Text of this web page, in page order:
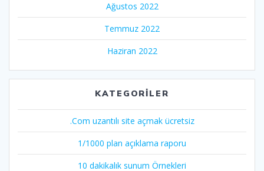
Ağustos 2022
Temmuz 2022
Haziran 2022
KATEGORILER
.Com uzantılı site açmak ücretsiz
1/1000 plan açıklama raporu
10 dakikalık sunum Örnekleri